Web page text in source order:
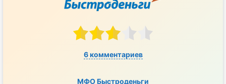
6 комментариев
МФО Быстроденьги